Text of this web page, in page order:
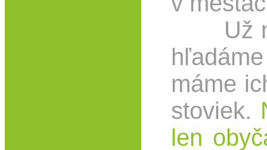
Už
máme
stoviek.
len